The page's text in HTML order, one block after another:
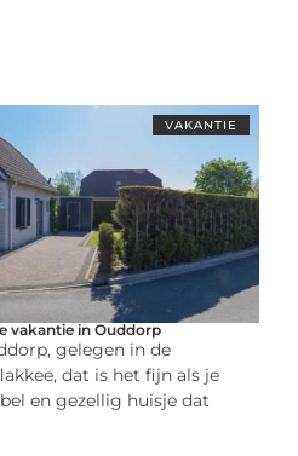
VAKANTIE
vakantie in Ouddorp
gelegen in de
dat is het fijn als je
en gezellig huisje dat